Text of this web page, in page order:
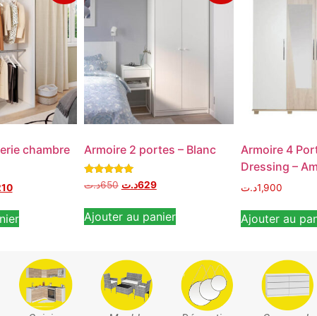
chambre
Armoire 2 portes – Blanc
Note
5.00
650د.ت 629د.ت
Ajouter au panier
Armoire 4
Dressing –
1,900د.ت
Ajouter au